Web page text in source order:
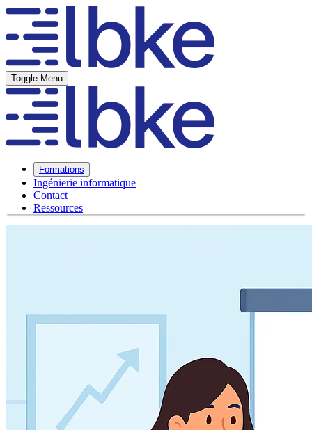
Toggle Menu
Formations
Ingénierie informatique
Contact
Ressources